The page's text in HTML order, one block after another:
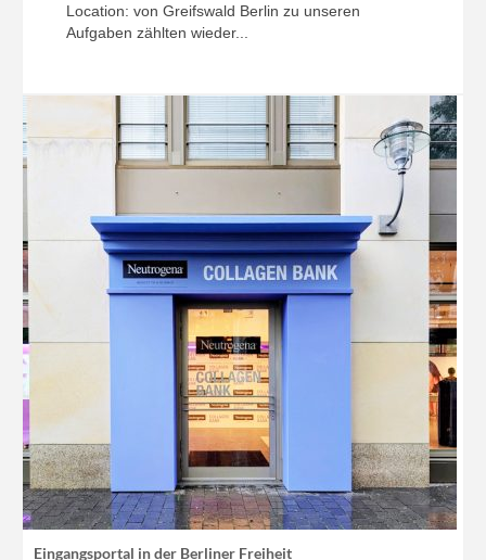
Location: von Greifswald Berlin zu unseren
Aufgaben zählten wieder...
Eingangsportal in der Berliner Freiheit